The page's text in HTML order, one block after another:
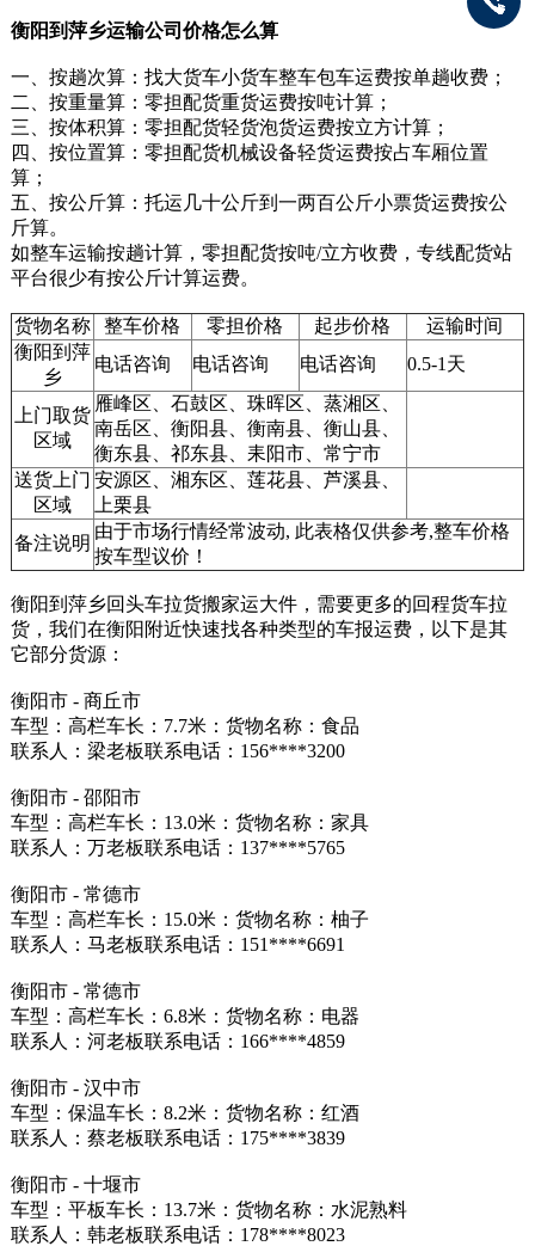
衡阳到萍乡运输公司价格怎么算
一、按趟次算：找大货车小货车整车包车运费按单趟收费；
二、按重量算：零担配货重货运费按吨计算；
三、按体积算：零担配货轻货泡货运费按立方计算；
四、按位置算：零担配货机械设备轻货运费按占车厢位置
算；
五、按公斤算：托运几十公斤到一两百公斤小票货运费按公
斤算。
如整车运输按趟计算，零担配货按吨/立方收费，专线配货站
平台很少有按公斤计算运费。
货物名称 整车价格 零担价格 起步价格
运输时间
衡阳到萍
乡
电话咨询 电话咨询 电话咨询 0.5-1天
上门取货
区域
雁峰区、石鼓区、珠晖区、蒸湘区、
南岳区、衡阳县、衡南县、衡山县、
衡东县、祁东县、耒阳市、常宁市
送货上门
区域
安源区、湘东区、莲花县、芦溪县、
上栗县
备注说明
由于市场行情经常波动, 此表格仅供参考,整车价格
按车型议价！
衡阳到萍乡回头车拉货搬家运大件，需要更多的回程货车拉
货，我们在衡阳附近快速找各种类型的车报运费，以下是其
它部分货源：
衡阳市 - 商丘市
车型：高栏车长：7.7米：货物名称：食品
联系人：梁老板联系电话：156****3200
衡阳市 - 邵阳市
车型：高栏车长：13.0米：货物名称：家具
联系人：万老板联系电话：137****5765
衡阳市 - 常德市
车型：高栏车长：15.0米：货物名称：柚子
联系人：马老板联系电话：151****6691
衡阳市 - 常德市
车型：高栏车长：6.8米：货物名称：电器
联系人：河老板联系电话：166****4859
衡阳市 - 汉中市
车型：保温车长：8.2米：货物名称：红酒
联系人：蔡老板联系电话：175****3839
衡阳市 - 十堰市
车型：平板车长：13.7米：货物名称：水泥熟料
联系人：韩老板联系电话：178****8023